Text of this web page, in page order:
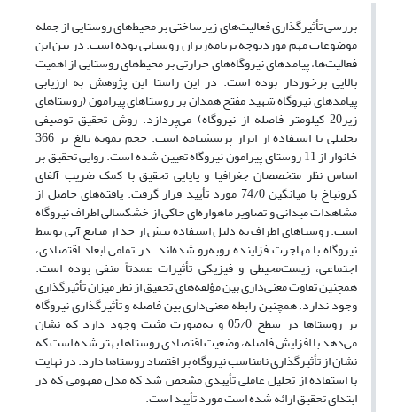
بررسی تأثیرگذاری فعالیت‌های زیرساختی بر محیط‌های روستایی از جمله
موضوعات مهم موردتوجه برنامه‌ریزان روستایی بوده است. در بین این
فعالیت‌ها، پیامدهای نیروگاه‌های حرارتی بر محیط‌های روستایی از اهمیت
بالایی برخوردار بوده است. در این راستا این پژوهش به ارزیابی
پیامدهای نیروگاه شهید مفتح همدان بر روستاهای پیرامون (روستاهای
زیر20 کیلومتر فاصله از نیروگاه) می‌پردازد. روش تحقیق توصیفی
تحلیلی با استفاده از ابزار پرسشنامه است. حجم نمونه بالغ بر 366
خانوار از 11 روستای پیرامون نیروگاه تعیین شده است. روایی تحقیق بر
اساس نظر متخصصان جغرافیا و پایایی تحقیق با کمک ضریب آلفای
کرونباخ با میانگین 74/0 مورد تأیید قرار گرفت. یافته‌های حاصل از
مشاهدات میدانی و تصاویر ماهواره‌ای حاکی از خشکسالی اطراف نیروگاه
است. روستاهای اطراف به دلیل استفاده بیش از حد از منابع آبی توسط
نیروگاه با مهاجرت فزاینده روبه‌رو شده‌اند. در تمامی ابعاد اقتصادی،
اجتماعی، زیست‌محیطی و فیزیکی تأثیرات عمدتاً منفی بوده است.
همچنین تفاوت معنی‌داری بین مؤلفه‌های تحقیق از نظر میزان تأثیرگذاری
وجود ندارد. همچنین رابطه معنی‌داری بین فاصله و تأثیرگذاری نیروگاه
بر روستاها در سطح 05/0 و به‌صورت مثبت وجود دارد که نشان
می‌دهد با افزایش فاصله، وضعیت اقتصادی روستاها بهتر شده است که
نشان از تأثیرگذاری نامناسب نیروگاه بر اقتصاد روستاها دارد. در نهایت
با استفاده از تحلیل عاملی تأییدی مشخص شد که مدل مفهومی که در
ابتدای تحقیق ارائه شده است مورد تأیید است.